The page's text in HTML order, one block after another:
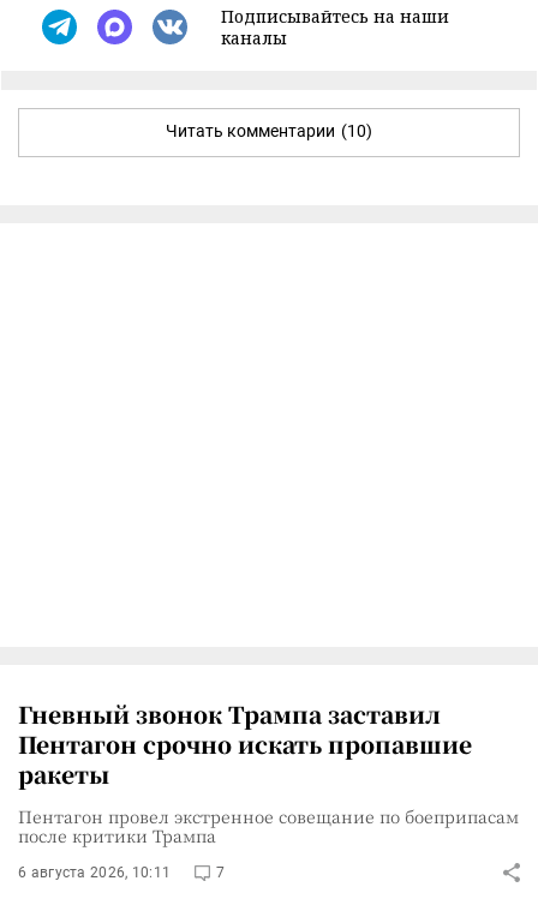
Подписывайтесь на наши
каналы
Читать комментарии (10)
Гневный звонок Трампа заставил
Пентагон срочно искать пропавшие
ракеты
Пентагон провел экстренное совещание по боеприпасам
после критики Трампа
6 августа 2026, 10:11 7